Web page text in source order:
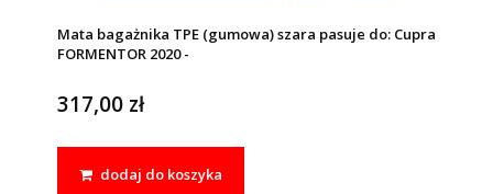
Mata bagażnika TPE (gumowa) szara pasuje do: Cupra
FORMENTOR 2020 -
317,00 zł
dodaj do koszyka